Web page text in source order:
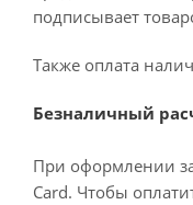
подписывает
Также оплата
Безналичный
При оформлении
Card. Чтобы